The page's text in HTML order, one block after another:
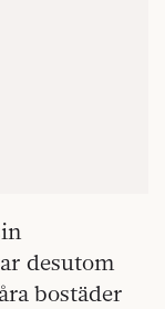
desutom
bostäder